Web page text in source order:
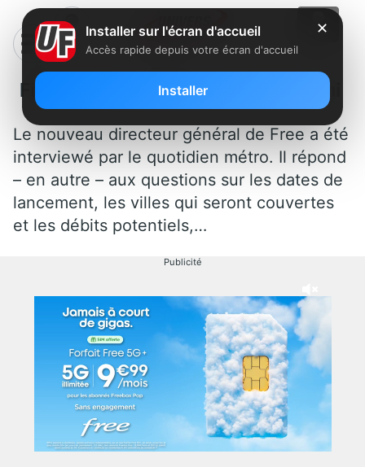
Fibre : Interview Maxime Lombardini
Le nouveau directeur général de Free a été
interviewé par le quotidien métro. Il répond
– en autre – aux questions sur les dates de
lancement, les villes qui seront couvertes
et les débits potentiels,…
Publicité
✕
Installer sur l'écran d'accueil
Accès rapide depuis votre écran d'accueil
Installer